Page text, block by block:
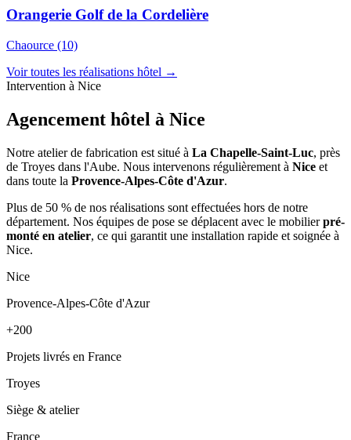
Orangerie Golf de la Cordelière
Chaource (10)
Voir toutes les réalisations hôtel →
Intervention à Nice
Agencement hôtel à Nice
Notre atelier de fabrication est situé à La Chapelle-Saint-Luc, près
de Troyes dans l'Aube. Nous intervenons régulièrement à Nice et
dans toute la Provence-Alpes-Côte d'Azur.
Plus de 50 % de nos réalisations sont effectuées hors de notre
département. Nos équipes de pose se déplacent avec le mobilierpré-
monté en atelier, ce qui garantit une installation rapide et soignée à
Nice.
Nice
Provence-Alpes-Côte d'Azur
+200
Projets livrés en France
Troyes
Siège & atelier
France